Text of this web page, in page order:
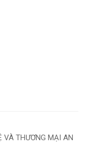
VÀ THƯƠNG MẠI AN